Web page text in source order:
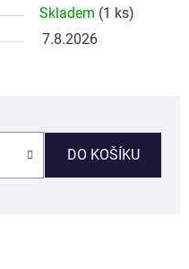
Skladem (1 ks)
7.8.2026
DO KOŠÍKU